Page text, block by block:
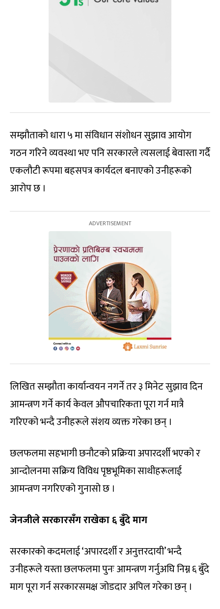
सम्झौताको धारा ५ मा संविधान संशोधन सुझाव आयोग
गठन गरिने व्यवस्था भए पनि सरकारले त्यसलाई बेवास्ता गर्दै
एकलौटी रूपमा बहसपत्र कार्यदल बनाएको उनीहरूको
आरोप छ ।
लिखित सम्झौता कार्यान्वयन नगर्ने तर ३ मिनेट सुझाव दिन
आमन्त्रण गर्ने कार्य केवल औपचारिकता पूरा गर्न मात्रै
गरिएको भन्दै उनीहरूले संशय व्यक्त गरेका छन् ।
छलफलमा सहभागी छनौटको प्रक्रिया अपारदर्शी भएको र
आन्दोलनमा सक्रिय विविध पृष्ठभूमिका साथीहरूलाई
आमन्त्रण नगरिएको गुनासो छ ।
जेनजीले सरकारसँग राखेका ६ बुँदे माग
सरकारको कदमलाई ‘अपारदर्शी र अनुत्तरदायी’ भन्दै
उनीहरूले यस्ता छलफलमा पुनः आमन्त्रण गर्नुअघि निम्न ६ बुँदे
माग पूरा गर्न सरकारसमक्ष जोडदार अपिल गरेका छन् ।